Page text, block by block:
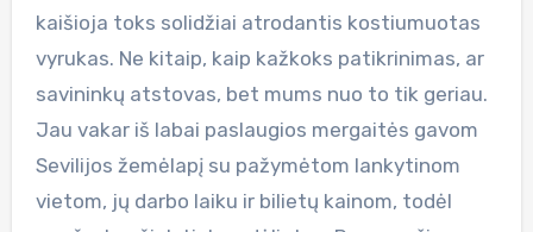
kaišioja toks solidžiai atrodantis kostiumuotas
vyrukas. Ne kitaip, kaip kažkoks patikrinimas, ar
savininkų atstovas, bet mums nuo to tik geriau.
Jau vakar iš labai paslaugios mergaitės gavom
Sevilijos žemėlapį su pažymėtom lankytinom
vietom, jų darbo laiku ir bilietų kainom, todėl